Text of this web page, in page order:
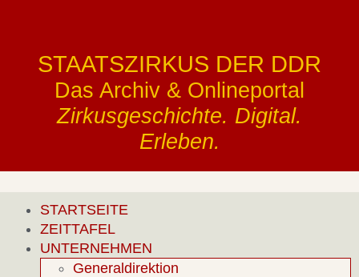
STAATSZIRKUS DER DDR
Das Archiv & Onlineportal
Zirkusgeschichte. Digital.
Erleben.
STARTSEITE
ZEITTAFEL
UNTERNEHMEN
Generaldirektion